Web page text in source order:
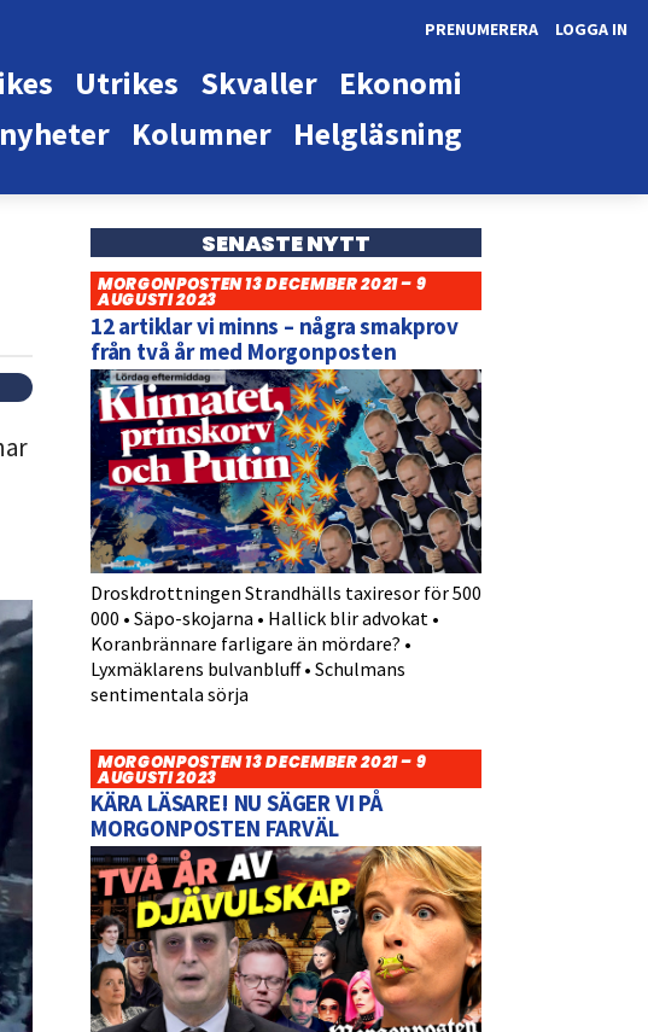
LOGGA IN
PRENUMERERA
Ekonomi
Skvaller
Utrikes
Helgläsning
Kolumner
SENASTE NYTT
MORGONPOSTEN 13 DECEMBER 2021 – 9
AUGUSTI 2023
12 artiklar vi minns – några smakprov
från två år med Morgonposten
Droskdrottningen Strandhälls taxiresor för 500
000 • Säpo-skojarna • Hallick blir advokat •
Koranbrännare farligare än mördare? •
Lyxmäklarens bulvanbluff • Schulmans
sentimentala sörja
MORGONPOSTEN 13 DECEMBER 2021 – 9
AUGUSTI 2023
KÄRA LÄSARE! NU SÄGER VI PÅ
MORGONPOSTEN FARVÄL